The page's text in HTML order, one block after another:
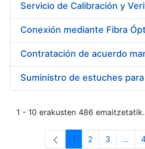
1 - 10 erakusten 486 emaitzetatik.
Orrialdea
1 Orrialdea
2 Orrialdea
3 ...